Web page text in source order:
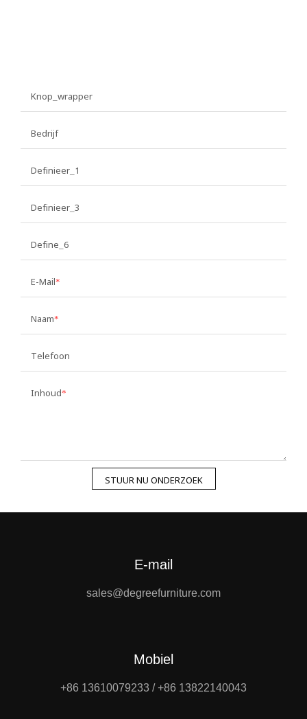
Knop_wrapper
Bedrijf
Definieer_1
Definieer_3
Define_6
E-Mail
Naam
Telefoon
Inhoud
STUUR NU ONDERZOEK
E-mail
sales@degreefurniture.com
Mobiel
+86 13610079233 / +86 13822140043